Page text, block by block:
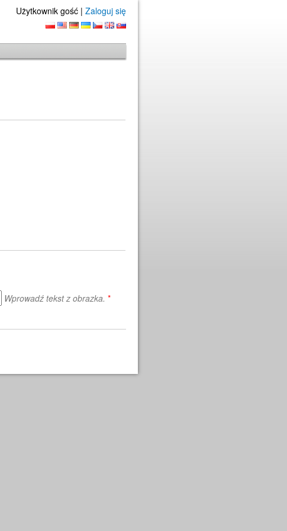
Użytkownik gość | Zaloguj się
Wprowadź tekst z obrazka. *